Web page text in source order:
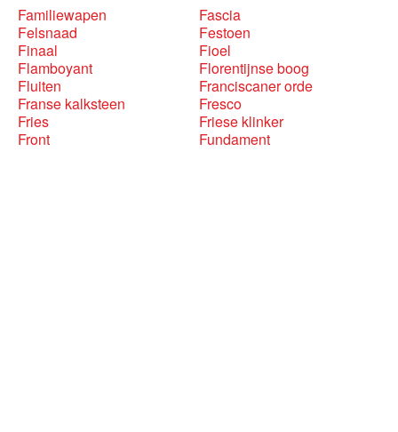
Familiewapen
Fascia
Felsnaad
Festoen
Finaal
Fioel
Flamboyant
Florentijnse boog
Fluiten
Franciscaner orde
Franse kalksteen
Fresco
Fries
Friese klinker
Front
Fundament